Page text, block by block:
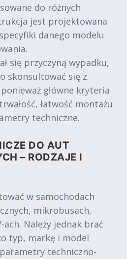
do różnych
jest projektowana
danego modelu
się przyczyną wypadku,
skonsultować się z
główne kryteria
łatwość montażu
techniczne.
DO AUT
– RODZAJE I
w samochodach
mikrobusach,
ach. Należy jednak brać
typ, markę i model
techniczno-